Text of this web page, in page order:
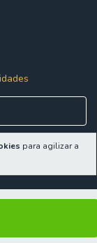
para agilizar a